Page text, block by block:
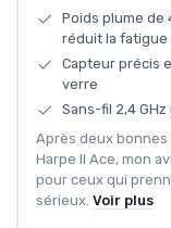
Poids plume de
réduit la fatigue
Capteur précis
verre
Sans-fil 2,4
Après deux bonnes
Harpe II Ace, mon
pour ceux qui
sérieux. Voir plus